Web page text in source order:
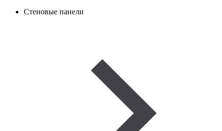
Стеновые панели